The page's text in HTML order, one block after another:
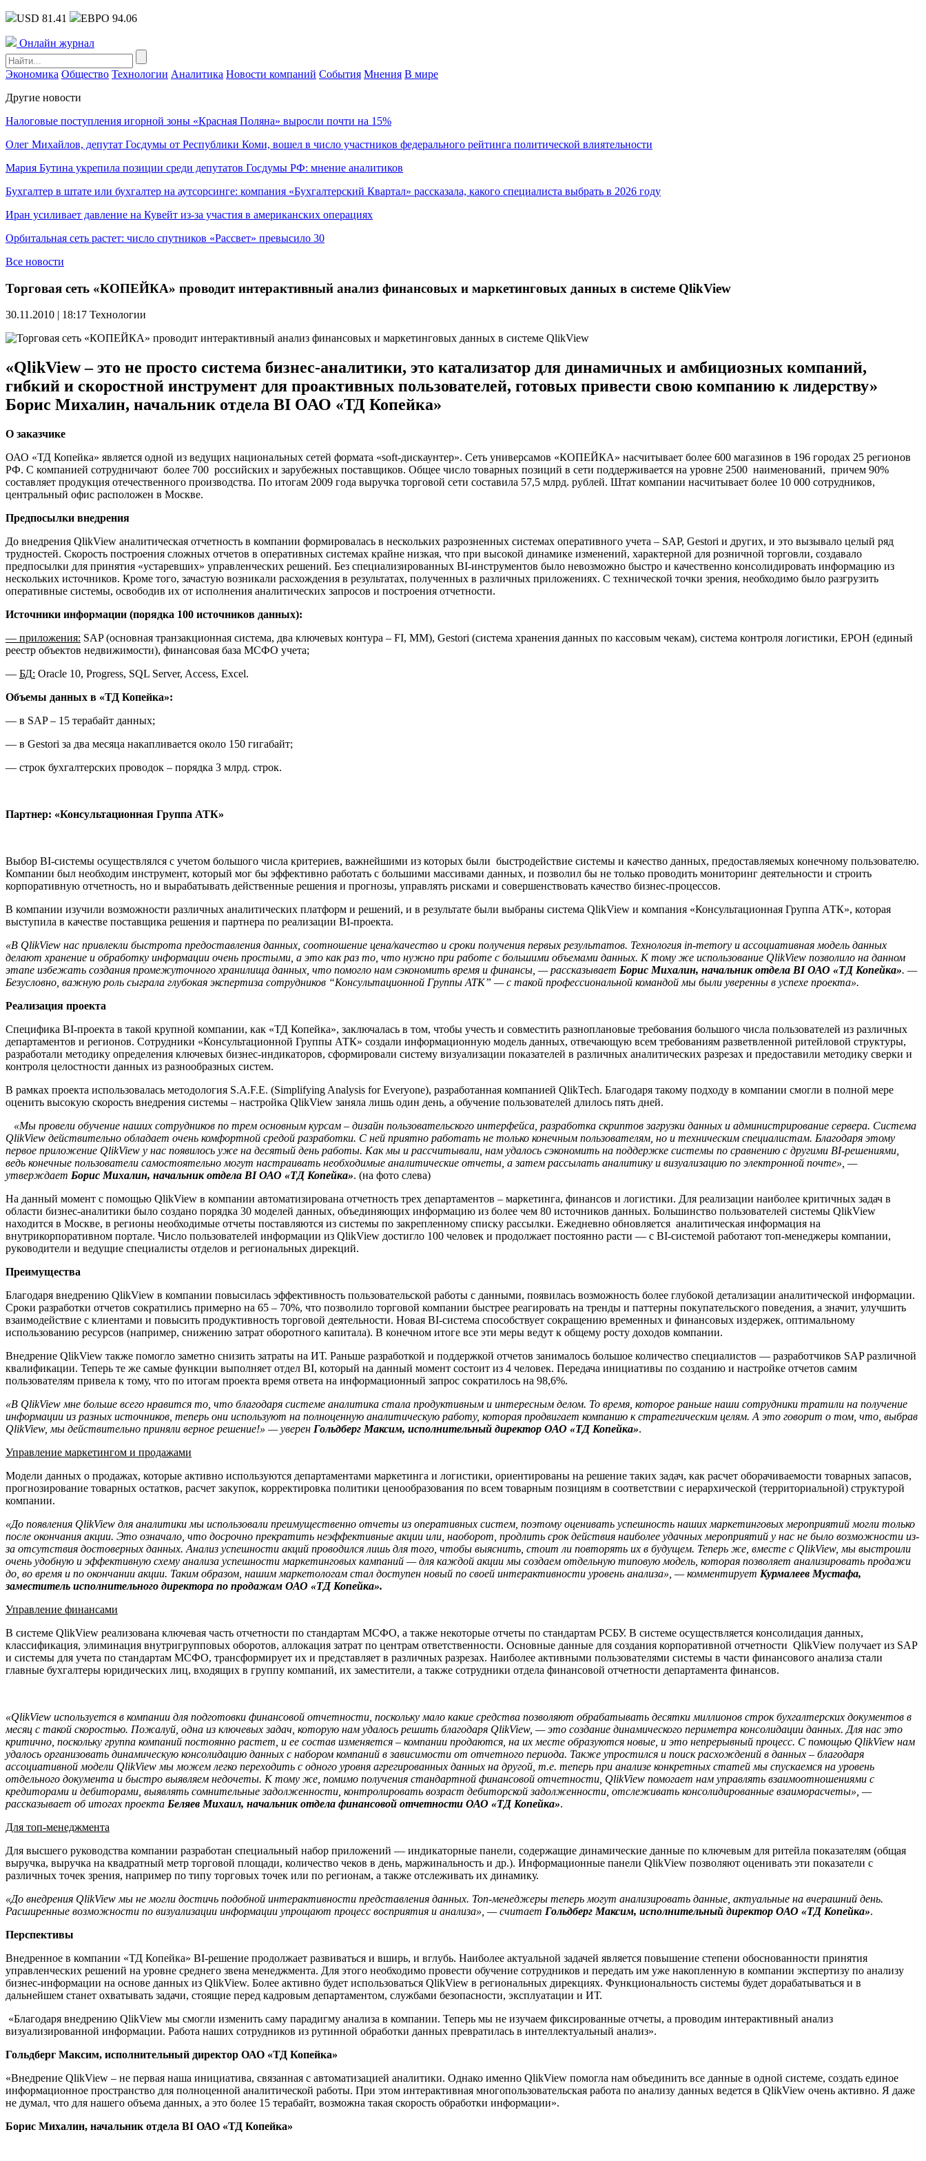
USD 81.41 ЕВРО 94.06
Онлайн журнал
Экономика Общество Технологии Аналитика Новости компаний События Мнения В мире
Другие новости
Налоговые поступления игорной зоны «Красная Поляна» выросли почти на 15%
Олег Михайлов, депутат Госдумы от Республики Коми, вошел в число участников федерального рейтинга политической влиятельности
Мария Бутина укрепила позиции среди депутатов Госдумы РФ: мнение аналитиков
Бухгалтер в штате или бухгалтер на аутсорсинге: компания «Бухгалтерский Квартал» рассказала, какого специалиста выбрать в 2026 году
Иран усиливает давление на Кувейт из-за участия в американских операциях
Орбитальная сеть растет: число спутников «Рассвет» превысило 30
Все новости
Торговая сеть «КОПЕЙКА» проводит интерактивный анализ финансовых и маркетинговых данных в системе QlikView
30.11.2010 | 18:17 Технологии
«QlikView – это не просто система бизнес-аналитики, это катализатор для динамичных и амбициозных компаний,
гибкий и скоростной инструмент для проактивных пользователей, готовых привести свою компанию к лидерству»
Борис Михалин, начальник отдела BI ОАО «ТД Копейка»
О заказчике
ОАО «ТД Копейка» является одной из ведущих национальных сетей формата «soft-дискаунтер». Сеть универсамов «КОПЕЙКА» насчитывает более 600 магазинов в 196 городах 25 регионов
РФ. С компанией сотрудничают более 700 российских и зарубежных поставщиков. Общее число товарных позиций в сети поддерживается на уровне 2500 наименований, причем 90%
составляет продукция отечественного производства. По итогам 2009 года выручка торговой сети составила 57,5 млрд. рублей. Штат компании насчитывает более 10 000 сотрудников,
центральный офис расположен в Москве.
Предпосылки внедрения
До внедрения QlikView аналитическая отчетность в компании формировалась в нескольких разрозненных системах оперативного учета – SAP, Gestori и других, и это вызывало целый ряд
трудностей. Скорость построения сложных отчетов в оперативных системах крайне низкая, что при высокой динамике изменений, характерной для розничной торговли, создавало
предпосылки для принятия «устаревших» управленческих решений. Без специализированных BI-инструментов было невозможно быстро и качественно консолидировать информацию из
нескольких источников. Кроме того, зачастую возникали расхождения в результатах, полученных в различных приложениях. С технической точки зрения, необходимо было разгрузить
оперативные системы, освободив их от исполнения аналитических запросов и построения отчетности.
Источники информации (порядка 100 источников данных):
— приложения: SAP (основная транзакционная система, два ключевых контура – FI, MM), Gestori (система хранения данных по кассовым чекам), система контроля логистики, ЕРОН (единый
реестр объектов недвижимости), финансовая база МСФО учета;
— БД: Oracle 10, Progress, SQL Server, Access, Excel.
Объемы данных в «ТД Копейка»:
— в SAP – 15 терабайт данных;
— в Gestori за два месяца накапливается около 150 гигабайт;
— строк бухгалтерских проводок – порядка 3 млрд. строк.
Партнер: «Консультационная Группа АТК»
Выбор BI-системы осуществлялся с учетом большого числа критериев, важнейшими из которых были быстродействие системы и качество данных, предоставляемых конечному пользователю.
Компании был необходим инструмент, который мог бы эффективно работать с большими массивами данных, и позволил бы не только проводить мониторинг деятельности и строить
корпоративную отчетность, но и вырабатывать действенные решения и прогнозы, управлять рисками и совершенствовать качество бизнес-процессов.
В компании изучили возможности различных аналитических платформ и решений, и в результате были выбраны система QlikView и компания «Консультационная Группа АТК», которая
выступила в качестве поставщика решения и партнера по реализации BI-проекта.
«В QlikView нас привлекли быстрота предоставления данных, соотношение цена/качество и сроки получения первых результатов. Технология in-memory и ассоциативная модель данных
делают хранение и обработку информации очень простыми, а это как раз то, что нужно при работе с большими объемами данных. К тому же использование QlikView позволило на данном
этапе избежать создания промежуточного хранилища данных, что помогло нам сэкономить время и финансы, — рассказывает Борис Михалин, начальник отдела BI ОАО «ТД Копейка». —
Безусловно, важную роль сыграла глубокая экспертиза сотрудников “Консультационной Группы АТК” — с такой профессиональной командой мы были уверенны в успехе проекта».
Реализация проекта
Специфика BI-проекта в такой крупной компании, как «ТД Копейка», заключалась в том, чтобы учесть и совместить разноплановые требования большого числа пользователей из различных
департаментов и регионов. Сотрудники «Консультационной Группы АТК» создали информационную модель данных, отвечающую всем требованиям разветвленной ритейловой структуры,
разработали методику определения ключевых бизнес-индикаторов, сформировали систему визуализации показателей в различных аналитических разрезах и предоставили методику сверки и
контроля целостности данных из разнообразных систем.
В рамках проекта использовалась методология S.A.F.E. (Simplifying Analysis for Everyone), разработанная компанией QlikTech. Благодаря такому подходу в компании смогли в полной мере
оценить высокую скорость внедрения системы – настройка QlikView заняла лишь один день, а обучение пользователей длилось пять дней.
«Мы провели обучение наших сотрудников по трем основным курсам – дизайн пользовательского интерфейса, разработка скриптов загрузки данных и администрирование сервера. Система
QlikView действительно обладает очень комфортной средой разработки. С ней приятно работать не только конечным пользователям, но и техническим специалистам. Благодаря этому
первое приложение QlikView у нас появилось уже на десятый день работы. Как мы и рассчитывали, нам удалось сэкономить на поддержке системы по сравнению с другими BI-решениями,
ведь конечные пользователи самостоятельно могут настраивать необходимые аналитические отчеты, а затем рассылать аналитику и визуализацию по электронной почте», —
утверждает Борис Михалин, начальник отдела BI ОАО «ТД Копейка». (на фото слева)
На данный момент с помощью QlikView в компании автоматизирована отчетность трех департаментов – маркетинга, финансов и логистики. Для реализации наиболее критичных задач в
области бизнес-аналитики было создано порядка 30 моделей данных, объединяющих информацию из более чем 80 источников данных. Большинство пользователей системы QlikView
находится в Москве, в регионы необходимые отчеты поставляются из системы по закрепленному списку рассылки. Ежедневно обновляется аналитическая информация на
внутрикорпоративном портале. Число пользователей информации из QlikView достигло 100 человек и продолжает постоянно расти — с BI-системой работают топ-менеджеры компании,
руководители и ведущие специалисты отделов и региональных дирекций.
Преимущества
Благодаря внедрению QlikView в компании повысилась эффективность пользовательской работы с данными, появилась возможность более глубокой детализации аналитической информации.
Сроки разработки отчетов сократились примерно на 65 – 70%, что позволило торговой компании быстрее реагировать на тренды и паттерны покупательского поведения, а значит, улучшить
взаимодействие с клиентами и повысить продуктивность торговой деятельности. Новая BI-система способствует сокращению временных и финансовых издержек, оптимальному
использованию ресурсов (например, снижению затрат оборотного капитала). В конечном итоге все эти меры ведут к общему росту доходов компании.
Внедрение QlikView также помогло заметно снизить затраты на ИТ. Раньше разработкой и поддержкой отчетов занималось большое количество специалистов — разработчиков SAP различной
квалификации. Теперь те же самые функции выполняет отдел BI, который на данный момент состоит из 4 человек. Передача инициативы по созданию и настройке отчетов самим
пользователям привела к тому, что по итогам проекта время ответа на информационный запрос сократилось на 98,6%.
«В QlikView мне больше всего нравится то, что благодаря системе аналитика стала продуктивным и интересным делом. То время, которое раньше наши сотрудники тратили на получение
информации из разных источников, теперь они используют на полноценную аналитическую работу, которая продвигает компанию к стратегическим целям. А это говорит о том, что, выбрав
QlikView, мы действительно приняли верное решение!» — уверен Гольдберг Максим, исполнительный директор ОАО «ТД Копейка».
Управление маркетингом и продажами
Модели данных о продажах, которые активно используются департаментами маркетинга и логистики, ориентированы на решение таких задач, как расчет оборачиваемости товарных запасов,
прогнозирование товарных остатков, расчет закупок, корректировка политики ценообразования по всем товарным позициям в соответствии с иерархической (территориальной) структурой
компании.
«До появления QlikView для аналитики мы использовали преимущественно отчеты из оперативных систем, поэтому оценивать успешность наших маркетинговых мероприятий могли только
после окончания акции. Это означало, что досрочно прекратить неэффективные акции или, наоборот, продлить срок действия наиболее удачных мероприятий у нас не было возможности из-
за отсутствия достоверных данных. Анализ успешности акций проводился лишь для того, чтобы выяснить, стоит ли повторять их в будущем. Теперь же, вместе с QlikView, мы выстроили
очень удобную и эффективную схему анализа успешности маркетинговых кампаний — для каждой акции мы создаем отдельную типовую модель, которая позволяет анализировать продажи
до, во время и по окончании акции. Таким образом, нашим маркетологам стал доступен новый по своей интерактивности уровень анализа», — комментирует Курмалеев Мустафа,
заместитель исполнительного директора по продажам ОАО «ТД Копейка».
Управление финансами
В системе QlikView реализована ключевая часть отчетности по стандартам МСФО, а также некоторые отчеты по стандартам РСБУ. В системе осуществляется консолидация данных,
классификация, элиминация внутригрупповых оборотов, аллокация затрат по центрам ответственности. Основные данные для создания корпоративной отчетности QlikView получает из SAP
и системы для учета по стандартам МСФО, трансформирует их и представляет в различных разрезах. Наиболее активными пользователями системы в части финансового анализа стали
главные бухгалтеры юридических лиц, входящих в группу компаний, их заместители, а также сотрудники отдела финансовой отчетности департамента финансов.
«QlikView используется в компании для подготовки финансовой отчетности, поскольку мало какие средства позволяют обрабатывать десятки миллионов строк бухгалтерских документов в
месяц с такой скоростью. Пожалуй, одна из ключевых задач, которую нам удалось решить благодаря QlikView, — это создание динамического периметра консолидации данных. Для нас это
критично, поскольку группа компаний постоянно растет, и ее состав изменяется – компании продаются, на их месте образуются новые, и это непрерывный процесс. С помощью QlikView нам
удалось организовать динамическую консолидацию данных с набором компаний в зависимости от отчетного периода. Также упростился и поиск расхождений в данных – благодаря
ассоциативной модели QlikView мы можем легко переходить с одного уровня агрегированных данных на другой, т.е. теперь при анализе конкретных статей мы спускаемся на уровень
отдельного документа и быстро выявляем недочеты. К тому же, помимо получения стандартной финансовой отчетности, QlikView помогает нам управлять взаимоотношениями с
кредиторами и дебиторами, выявлять сомнительные задолженности, контролировать возраст дебиторской задолженности, отслеживать консолидированные взаиморасчеты», —
рассказывает об итогах проекта Беляев Михаил, начальник отдела финансовой отчетности ОАО «ТД Копейка».
Для топ-менеджмента
Для высшего руководства компании разработан специальный набор приложений — индикаторные панели, содержащие динамические данные по ключевым для ритейла показателям (общая
выручка, выручка на квадратный метр торговой площади, количество чеков в день, маржинальность и др.). Информационные панели QlikView позволяют оценивать эти показатели с
различных точек зрения, например по типу торговых точек или по регионам, а также отслеживать их динамику.
«До внедрения QlikView мы не могли достичь подобной интерактивности представления данных. Топ-менеджеры теперь могут анализировать данные, актуальные на вчерашний день.
Расширенные возможности по визуализации информации упрощают процесс восприятия и анализа», — считает Гольдберг Максим, исполнительный директор ОАО «ТД Копейка».
Перспективы
Внедренное в компании «ТД Копейка» BI-решение продолжает развиваться и вширь, и вглубь. Наиболее актуальной задачей является повышение степени обоснованности принятия
управленческих решений на уровне среднего звена менеджмента. Для этого необходимо провести обучение сотрудников и передать им уже накопленную в компании экспертизу по анализу
бизнес-информации на основе данных из QlikView. Более активно будет использоваться QlikView в региональных дирекциях. Функциональность системы будет дорабатываться и в
дальнейшем станет охватывать задачи, стоящие перед кадровым департаментом, службами безопасности, эксплуатации и ИТ.
«Благодаря внедрению QlikView мы смогли изменить саму парадигму анализа в компании. Теперь мы не изучаем фиксированные отчеты, а проводим интерактивный анализ
визуализированной информации. Работа наших сотрудников из рутинной обработки данных превратилась в интеллектуальный анализ».
Гольдберг Максим, исполнительный директор ОАО «ТД Копейка»
«Внедрение QlikView – не первая наша инициатива, связанная с автоматизацией аналитики. Однако именно QlikView помогла нам объединить все данные в одной системе, создать единое
информационное пространство для полноценной аналитической работы. При этом интерактивная многопользовательская работа по анализу данных ведется в QlikView очень активно. Я даже
не думал, что для нашего объема данных, а это более 15 терабайт, возможна такая скорость обработки информации».
Борис Михалин, начальник отдела BI ОАО «ТД Копейка»